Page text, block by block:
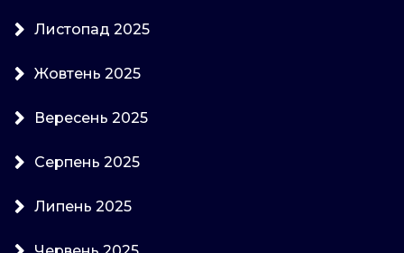
Листопад 2025
Жовтень 2025
Вересень 2025
Серпень 2025
Липень 2025